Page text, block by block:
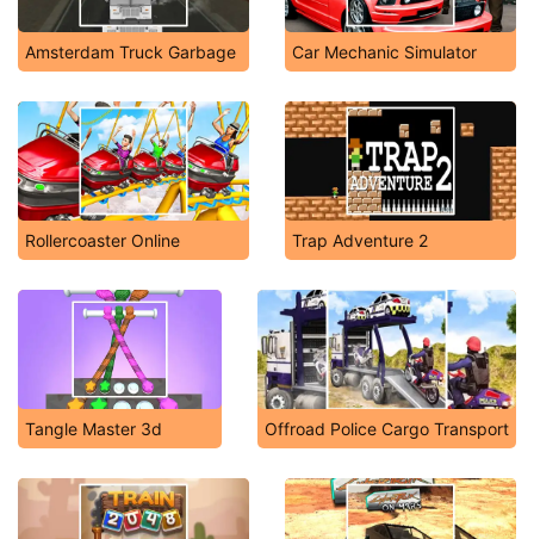
Amsterdam Truck Garbage Car Mechanic Simulator
Rollercoaster Online Trap Adventure 2
Tangle Master 3d Offroad Police Cargo Transport